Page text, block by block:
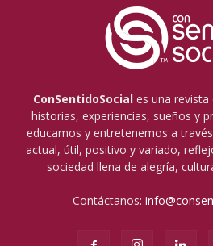
ConSentidoSocial es una
historias, experiencias, sueños y
educamos y entretenemos a
actual, útil, positivo y variado,
sociedad llena de alegría,
Contáctanos: